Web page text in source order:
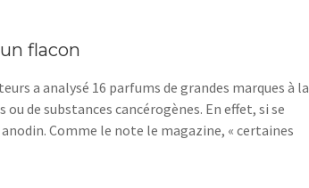
flacon
a analysé 16 parfums de grandes marques à la
de substances cancérogènes. En effet, si se
Comme le note le magazine, « certaines